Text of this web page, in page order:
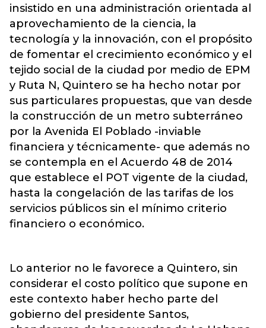
insistido en una administración orientada al
aprovechamiento de la ciencia, la
tecnología y la innovación, con el propósito
de fomentar el crecimiento económico y el
tejido social de la ciudad por medio de EPM
y Ruta N, Quintero se ha hecho notar por
sus particulares propuestas, que van desde
la construcción de un metro subterráneo
por la Avenida El Poblado -inviable
financiera y técnicamente- que además no
se contempla en el Acuerdo 48 de 2014
que establece el POT vigente de la ciudad,
hasta la congelación de las tarifas de los
servicios públicos sin el mínimo criterio
financiero o económico.
Lo anterior no le favorece a Quintero, sin
considerar el costo político que supone en
este contexto haber hecho parte del
gobierno del presidente Santos,